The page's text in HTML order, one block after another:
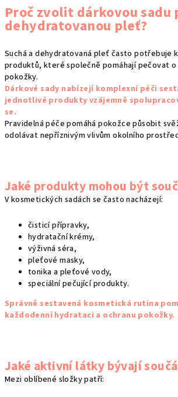
v
l
á
a
c
í
p
v
k
ý
p
i
Proč zvolit dárkovou sadu
dehydratovanou pleť?
Suchá a dehydratovaná pleť často potřebuje
produktů, které společně pomáhají pečovat
pokožky.
Dárkové sady nabízejí komplexní péči
jednotlivé produkty vzájemně
se.
Pravidelná péče pomáhá pokožce působit
odolávat nepříznivým vlivům okolního
Jaké produkty mohou být
V kosmetických sadách se často nacházejí:
čisticí přípravky,
hydratační krémy,
výživná séra,
pleťové masky,
tonika a pleťové vody,
speciální pečující produkty.
Správně sestavená kosmetická rutina
každodenní hydrataci a ochranu pokožky.
Jaké aktivní látky bývají
Mezi oblíbené složky patří: